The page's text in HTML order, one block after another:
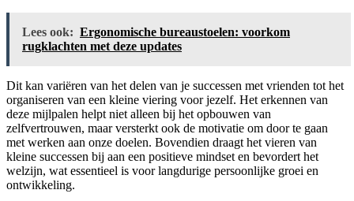
Lees ook: Ergonomische bureaustoelen: voorkom
rugklachten met deze updates
Dit kan variëren van het delen van je successen met vrienden tot het
organiseren van een kleine viering voor jezelf. Het erkennen van
deze mijlpalen helpt niet alleen bij het opbouwen van
zelfvertrouwen, maar versterkt ook de motivatie om door te gaan
met werken aan onze doelen. Bovendien draagt het vieren van
kleine successen bij aan een positieve mindset en bevordert het
welzijn, wat essentieel is voor langdurige persoonlijke groei en
ontwikkeling.